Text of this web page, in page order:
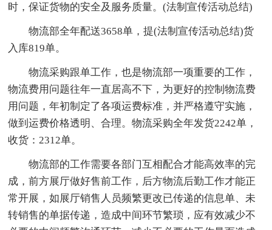
时，保证货物的安全及服务质量。(法制宣传活动总结)
物流部全年配送3658单，提(法制宣传活动总结)货
入库819单。
物流采购跟单工作，也是物流部一项重要的工作，
物流费用问题往年一直居高不下，为更好的控制物流费
用问题，年初制定了各项运费标准，并严格遵守实施，
做到运费价格透明、合理。物流采购全年发货2242单，
收货：2312单。
物流部的工作需要各部门互相配合才能高效率的完
成，前方展厅做好售前工作，后方物流后勤工作才能正
常开展，如展厅销售人员频繁更改已传递的信息单、未
转销售的单据传递，造成中间环节繁琐，应有效减少不